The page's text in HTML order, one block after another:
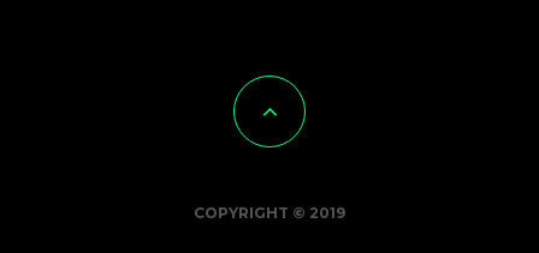
COPYRIGHT © 2019